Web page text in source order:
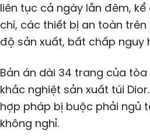
liên tục cả ngày lẫn đêm,
chí, các thiết bị an toàn
độ sản xuất, bất chấp nguy
Bản án dài 34 trang của
khắc nghiệt sản xuất túi
hợp pháp bị buộc phải ngủ
không nghỉ.